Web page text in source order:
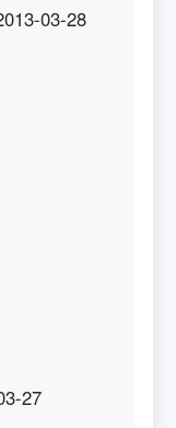
03-28
27